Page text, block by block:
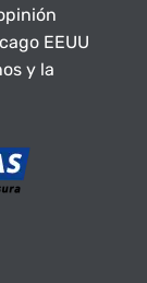
EEUU
y la